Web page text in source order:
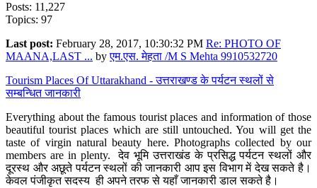
Posts: 11,227
Topics: 97
Last post: February 28, 2017, 10:30:32 PM Re: PHOTO OF
MAANA,LAST ... byएम.एस. मेहता /M S Mehta 9910532720
Tourism Places Of Uttarakhand - उत्तराखण्ड के पर्यटन स्थलों से
सम्बन्धित जानकारी
Everything about the famous tourist places and information of those
beautiful tourist places which are still untouched. You will get the
taste of virgin natural beauty here. Photographs collected by our
members are in plenty. देव भूमि उत्तराखंड के प्रसिद्ध पर्यटन स्थलों और
दूरस्थ और अछूते पर्यटन स्थलों की जानकारी आप इस विभाग में देख सकते है।
केवल पंजीकृत सदस्य ही अपने तरफ से यहाँ जानकारी डाल सकते है।